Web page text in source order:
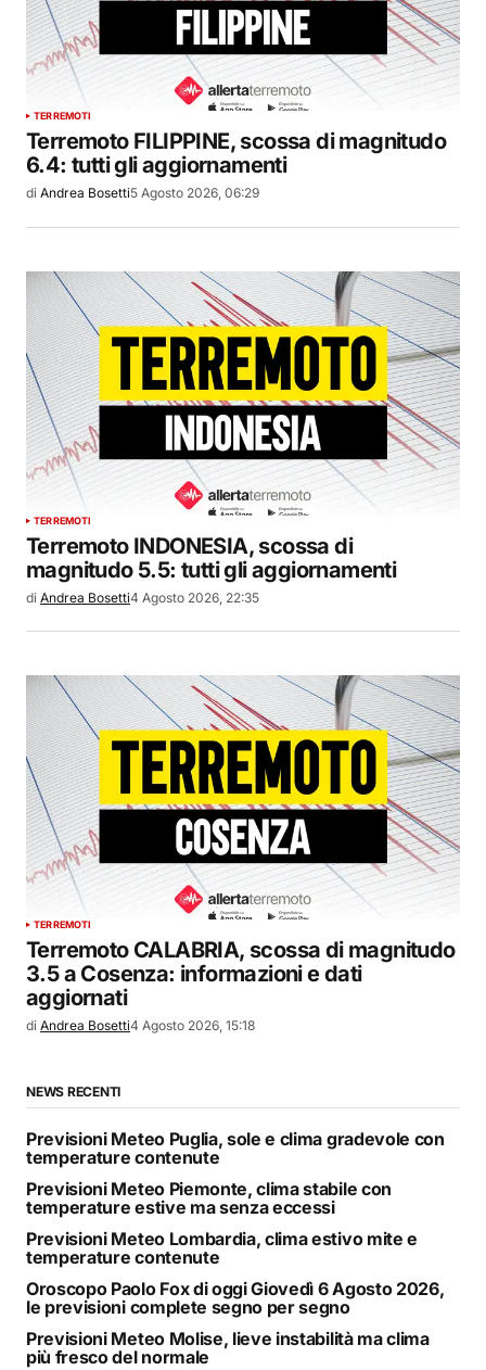
TERREMOTI
Terremoto FILIPPINE, scossa di magnitudo
6.4: tutti gli aggiornamenti
di Andrea Bosetti5 Agosto 2026, 06:29
TERREMOTI
Terremoto INDONESIA, scossa di
magnitudo 5.5: tutti gli aggiornamenti
di Andrea Bosetti4 Agosto 2026, 22:35
TERREMOTI
Terremoto CALABRIA, scossa di magnitudo
3.5 a Cosenza: informazioni e dati
aggiornati
di Andrea Bosetti4 Agosto 2026, 15:18
NEWS RECENTI
Previsioni Meteo Puglia, sole e clima gradevole con
temperature contenute
Previsioni Meteo Piemonte, clima stabile con
temperature estive ma senza eccessi
Previsioni Meteo Lombardia, clima estivo mite e
temperature contenute
Oroscopo Paolo Fox di oggi Giovedì 6 Agosto 2026,
le previsioni complete segno per segno
Previsioni Meteo Molise, lieve instabilità ma clima
più fresco del normale